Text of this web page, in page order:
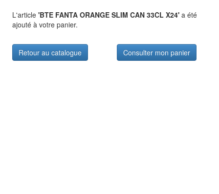
L'article 'BTE FANTA ORANGE SLIM CAN 33CL X24' a été
ajouté à votre panier.
Retour au catalogue Consulter mon panier